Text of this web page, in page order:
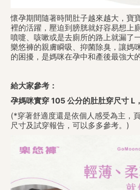
懷孕期間隨著時間肚子越來越大，寶
裡的活躍，壓迫到膀胱就好容易想上
噴嚏、咳嗽或是去廁所的路上就漏了
樂悠褲的親膚瞬吸、抑菌除臭，讓媽
的困擾，是媽咪在孕中和產後最強大
給大家參考：
孕媽咪實穿 105 公分的肚肚穿尺寸 L
(*穿著舒適度還是依個人感受為主，
尺寸及試穿報告，可以多多參考。)